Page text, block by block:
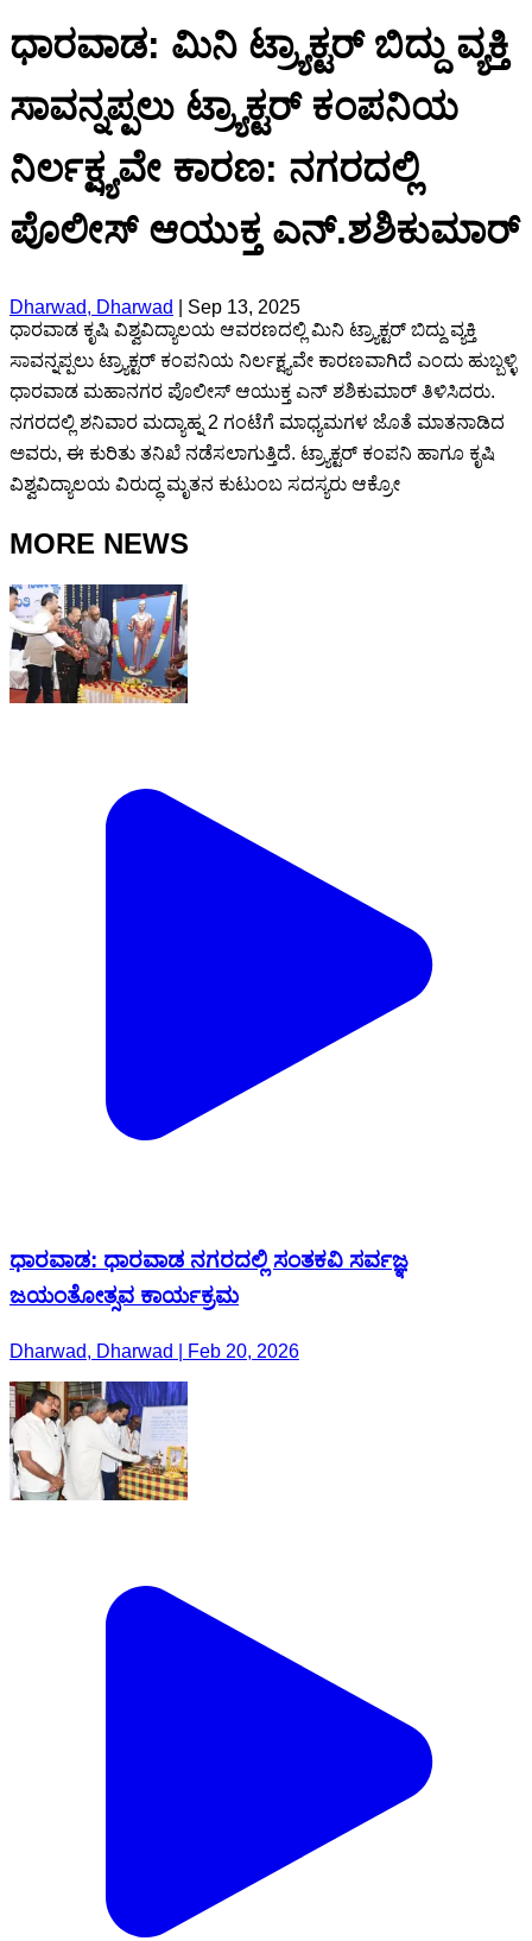
ಧಾರವಾಡ: ಮಿನಿ ಟ್ರ್ಯಾಕ್ಟರ್ ಬಿದ್ದು ವ್ಯಕ್ತಿ
ಸಾವನ್ನಪ್ಪಲು ಟ್ರ್ಯಾಕ್ಟರ್ ಕಂಪನಿಯ
ನಿರ್ಲಕ್ಷ್ಯವೇ ಕಾರಣ: ನಗರದಲ್ಲಿ
ಪೊಲೀಸ್ ಆಯುಕ್ತ ಎನ್.ಶಶಿಕುಮಾರ್
Dharwad, Dharwad
Sep 13, 2025
ಧಾರವಾಡ ಕೃಷಿ ವಿಶ್ವವಿದ್ಯಾಲಯ ಆವರಣದಲ್ಲಿ ಮಿನಿ ಟ್ರ್ಯಾಕ್ಟರ್ ಬಿದ್ದು ವ್ಯಕ್ತಿ
ಸಾವನ್ನಪ್ಪಲು ಟ್ರ್ಯಾಕ್ಟರ್ ಕಂಪನಿಯ ನಿರ್ಲಕ್ಷ್ಯವೇ ಕಾರಣವಾಗಿದೆ ಎಂದು ಹುಬ್ಬಳ್ಳಿ
ಧಾರವಾಡ ಮಹಾನಗರ ಪೊಲೀಸ್ ಆಯುಕ್ತ ಎನ್ ಶಶಿಕುಮಾರ್ ತಿಳಿಸಿದರು.
ನಗರದಲ್ಲಿ ಶನಿವಾರ ಮದ್ಯಾಹ್ನ 2 ಗಂಟೆಗೆ ಮಾಧ್ಯಮಗಳ ಜೊತೆ ಮಾತನಾಡಿದ
ಅವರು, ಈ ಕುರಿತು ತನಿಖೆ ನಡೆಸಲಾಗುತ್ತಿದೆ. ಟ್ರ್ಯಾಕ್ಟರ್ ಕಂಪನಿ ಹಾಗೂ ಕೃಷಿ
ವಿಶ್ವವಿದ್ಯಾಲಯ ವಿರುದ್ಧ ಮೃತನ ಕುಟುಂಬ ಸದಸ್ಯರು ಆಕ್ರೋ
MORE NEWS
ಧಾರವಾಡ: ಧಾರವಾಡ ನಗರದಲ್ಲಿ ಸಂತಕವಿ ಸರ್ವಜ್ಞ
ಜಯಂತೋತ್ಸವ ಕಾರ್ಯಕ್ರಮ
Dharwad, Dharwad | Feb 20, 2026